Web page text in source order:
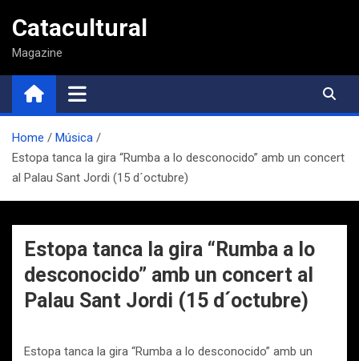
contenido
Catacultural
Magazine
Home
Música
Estopa tanca la gira “Rumba a lo desconocido” amb un concert
al Palau Sant Jordi (15 d´octubre)
Estopa tanca la gira “Rumba a lo
desconocido” amb un concert al
Palau Sant Jordi (15 d´octubre)
Estopa tanca la gira “Rumba a lo desconocido” amb un